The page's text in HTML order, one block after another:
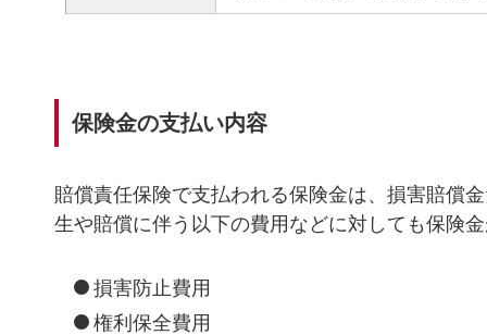
保険金の支払い内容
賠償責任保険で支払われる保険金は、損害賠償
生や賠償に伴う以下の費用などに対しても保険
損害防止費用
権利保全費用